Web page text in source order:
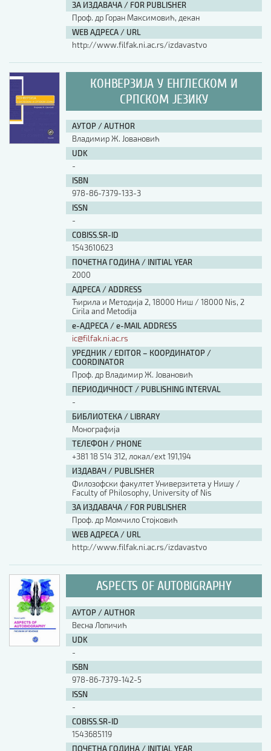
ЗА ИЗДАВАЧА / FOR PUBLISHER
Проф. др Горан Максимовић, декан
WEB АДРЕСА / URL
http://www.filfak.ni.ac.rs/izdavastvo
КОНВЕРЗИЈА У ЕНГЛЕСКОМ И
СРПСКОМ ЈЕЗИКУ
АУТОР / AUTHOR
Владимир Ж. Јовановић
UDK
-
ISBN
978-86-7379-133-3
ISSN
-
COBISS.SR-ID
1543610623
ПОЧЕТНА ГОДИНА / INITIAL YEAR
2000
АДРЕСА / ADDRESS
Ћирила и Методија 2, 18000 Ниш / 18000 Nis, 2
Cirila and Metodija
е-АДРЕСА / e-MAIL ADDRESS
ic@filfak.ni.ac.rs
УРЕДНИК / EDITOR – КООРДИНАТОР /
COORDINATOR
Проф. др Владимир Ж. Јовановић
ПЕРИОДИЧНОСТ / PUBLISHING INTERVAL
-
БИБЛИОТЕКА / LIBRARY
Монографија
ТЕЛЕФОН / PHONE
+381 18 514 312, локал/ext 191,194
ИЗДАВАЧ / PUBLISHER
Филозофски факултет Универзитета у Нишу /
Faculty of Philosophy, University of Nis
ЗА ИЗДАВАЧА / FOR PUBLISHER
Проф. др Момчило Стојковић
WEB АДРЕСА / URL
http://www.filfak.ni.ac.rs/izdavastvo
ASPECTS OF AUTOBIGRAPHY
АУТОР / AUTHOR
Весна Лопичић
UDK
-
ISBN
978-86-7379-142-5
ISSN
-
COBISS.SR-ID
1543685119
ПОЧЕТНА ГОДИНА / INITIAL YEAR